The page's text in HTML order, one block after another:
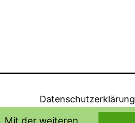
Datenschutzerklärung